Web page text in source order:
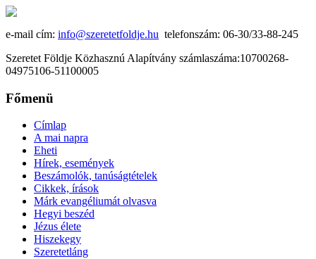
e-mail cím: info@szeretetfoldje.hu telefonszám: 06-30/33-88-245
Szeretet Földje Közhasznú Alapítvány számlaszáma:10700268-
04975106-51100005
Főmenü
Címlap
A mai napra
Eheti
Hírek, események
Beszámolók, tanúságtételek
Cikkek, írások
Márk evangéliumát olvasva
Hegyi beszéd
Jézus élete
Hiszekegy
Szeretetláng